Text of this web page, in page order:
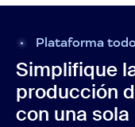
Plataforma
Simplifique
producción
con una